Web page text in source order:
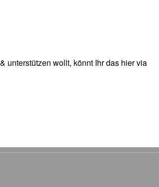
unterstützen wollt, könnt Ihr das hier via